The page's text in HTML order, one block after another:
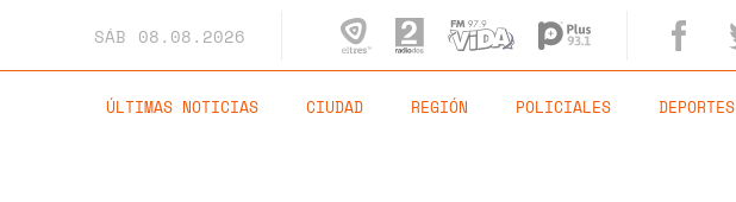
SÁB 08.08.2026
ÚLTIMAS NOTICIAS CIUDAD REGIÓN POLICIALES DEPORTES